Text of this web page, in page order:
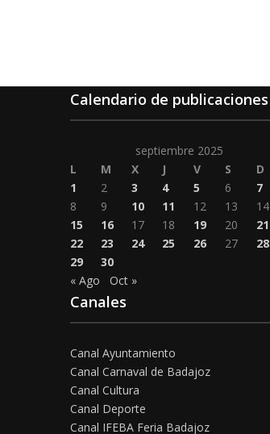
Calendario de publicaciones
septiembre 2025
L
M X J V S
D
1
2 3 4 5 6
7
8
9 10 11 12 13
14
15
16 17 18 19 20
21
22
23 24 25 26 27
28
29
30
« Ago
Oct »
Canales
Canal Ayuntamiento
Canal Carnaval de Badajoz
Canal Cultura
Canal Deporte
Canal IFEBA Feria Badajoz